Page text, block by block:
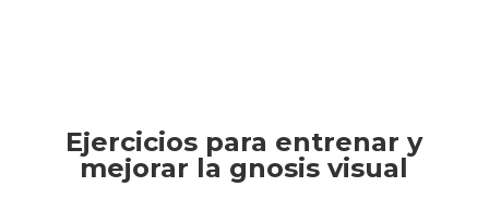
Ejercicios para entrenar y
mejorar la gnosis visual